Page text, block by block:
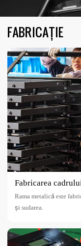
FABRICAȚIE
Fabricarea
Rama metalică este
și sudarea.